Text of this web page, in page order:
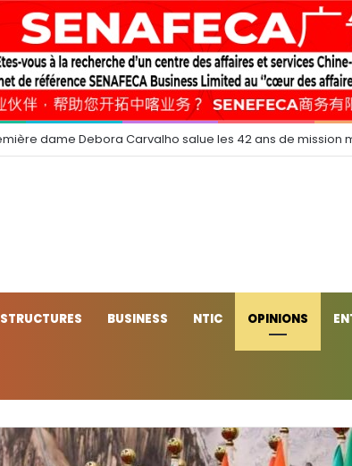
dame Debora Carvalho salue les 42 ans de
BUSINESS NTIC OPINIONS